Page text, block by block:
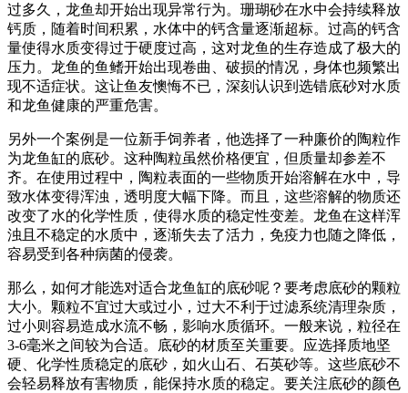
过多久，龙鱼却开始出现异常行为。珊瑚砂在水中会持续释放
钙质，随着时间积累，水体中的钙含量逐渐超标。过高的钙含
量使得水质变得过于硬度过高，这对龙鱼的生存造成了极大的
压力。龙鱼的鱼鳍开始出现卷曲、破损的情况，身体也频繁出
现不适症状。这让鱼友懊悔不已，深刻认识到选错底砂对水质
和龙鱼健康的严重危害。
另外一个案例是一位新手饲养者，他选择了一种廉价的陶粒作
为龙鱼缸的底砂。这种陶粒虽然价格便宜，但质量却参差不
齐。在使用过程中，陶粒表面的一些物质开始溶解在水中，导
致水体变得浑浊，透明度大幅下降。而且，这些溶解的物质还
改变了水的化学性质，使得水质的稳定性变差。龙鱼在这样浑
浊且不稳定的水质中，逐渐失去了活力，免疫力也随之降低，
容易受到各种病菌的侵袭。
那么，如何才能选对适合龙鱼缸的底砂呢？要考虑底砂的颗粒
大小。颗粒不宜过大或过小，过大不利于过滤系统清理杂质，
过小则容易造成水流不畅，影响水质循环。一般来说，粒径在
3-6毫米之间较为合适。底砂的材质至关重要。应选择质地坚
硬、化学性质稳定的底砂，如火山石、石英砂等。这些底砂不
会轻易释放有害物质，能保持水质的稳定。要关注底砂的颜色